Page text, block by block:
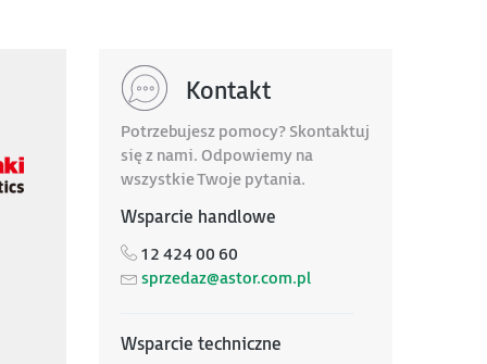
Kontakt
Potrzebujesz pomocy? Skontaktuj
się z nami. Odpowiemy na
wszystkie Twoje pytania.
Wsparcie handlowe
12 424 00 60
sprzedaz@astor.com.pl
Wsparcie techniczne